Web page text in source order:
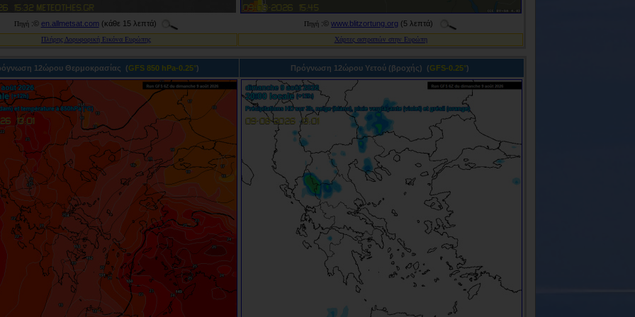
Πηγή :© en.allmetsat.com (κάθε 15 λεπτά) Πηγή :©www.blitzortung.org (5 λεπτά)
Πλήρης Δορυφορική Εικόνα Ευρώπης Χάρτες αστραπών στην Ευρώπη
12ώρου Θερμοκρασίας (GFS 850 hPa-0.25°) Πρόγνωση 12ώρου Υετού (βροχής) (GFS-0.25°)